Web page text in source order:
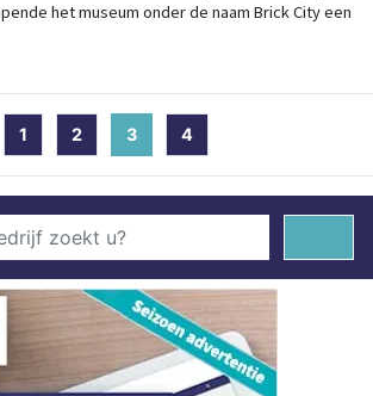
het museum onder de naam Brick City een
1 2 3 (current)
4